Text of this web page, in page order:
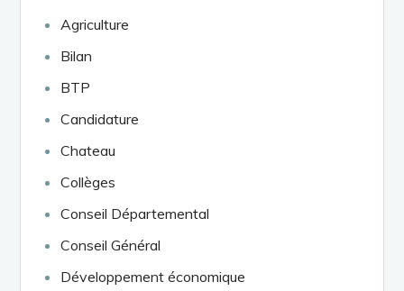
Agriculture
Bilan
BTP
Candidature
Chateau
Collèges
Conseil Départemental
Conseil Général
Développement économique